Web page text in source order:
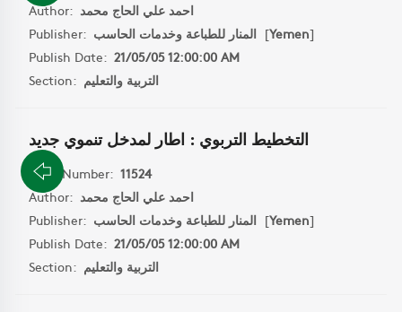
Author: احمد علي الحاج محمد
Publisher: المنار للطباعة وخدمات الحاسب [Yemen]
Publish Date: 21/05/05 12:00:00 AM
Section: التربية والتعليم
التخطيط التربوي : اطار لمدخل تنموي جديد
Book Number: 11524
Author: احمد علي الحاج محمد
Publisher: المنار للطباعة وخدمات الحاسب [Yemen]
Publish Date: 21/05/05 12:00:00 AM
Section: التربية والتعليم